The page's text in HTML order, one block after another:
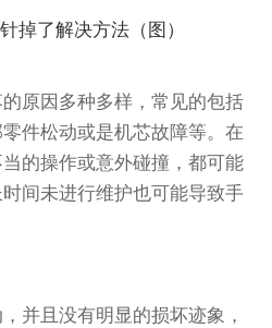
因多种多样，常见的包括
件松动或是机芯故障等。在
的操作或意外碰撞，都可能
间未进行维护也可能导致手
且没有明显的损坏迹象，